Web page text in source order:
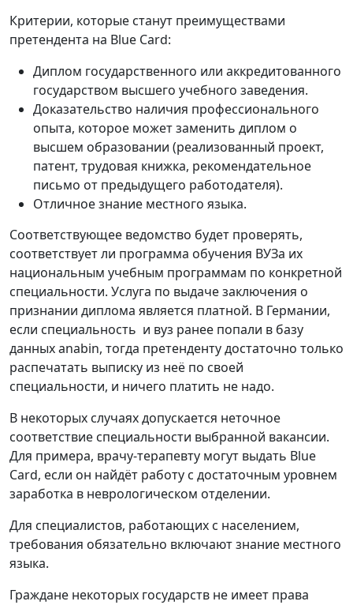
Критерии, которые станут преимуществами
претендента на Blue Card:
Диплом государственного или аккредитованного
государством высшего учебного заведения.
Доказательство наличия профессионального
опыта, которое может заменить диплом о
высшем образовании (реализованный проект,
патент, трудовая книжка, рекомендательное
письмо от предыдущего работодателя).
Отличное знание местного языка.
Соответствующее ведомство будет проверять,
соответствует ли программа обучения ВУЗа их
национальным учебным программам по конкретной
специальности. Услуга по выдаче заключения о
признании диплома является платной. В Германии,
если специальность и вуз ранее попали в базу
данных anabin, тогда претенденту достаточно только
распечатать выписку из неё по своей
специальности, и ничего платить не надо.
В некоторых случаях допускается неточное
соответствие специальности выбранной вакансии.
Для примера, врачу-терапевту могут выдать Blue
Card, если он найдёт работу с достаточным уровнем
заработка в неврологическом отделении.
Для специалистов, работающих с населением,
требования обязательно включают знание местного
языка.
Граждане некоторых государств не имеет права